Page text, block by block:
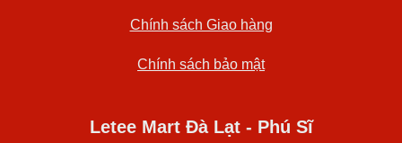
Chính sách Giao hàng
Chính sách bảo mật
Letee Mart Đà Lạt - Phú Sĩ